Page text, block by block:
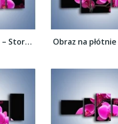
Obraz na płótnie – Storczyk nocą –...